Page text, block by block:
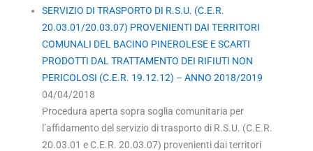
SERVIZIO DI TRASPORTO DI R.S.U. (C.E.R.
20.03.01/20.03.07) PROVENIENTI DAI TERRITORI
COMUNALI DEL BACINO PINEROLESE E SCARTI
PRODOTTI DAL TRATTAMENTO DEI RIFIUTI NON
PERICOLOSI (C.E.R. 19.12.12) – ANNO 2018/2019
04/04/2018
Procedura aperta sopra soglia comunitaria per
l’affidamento del servizio di trasporto di R.S.U. (C.E.R.
20.03.01 e C.E.R. 20.03.07) provenienti dai territori